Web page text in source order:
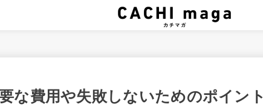
な費用や失敗しないためのポイント